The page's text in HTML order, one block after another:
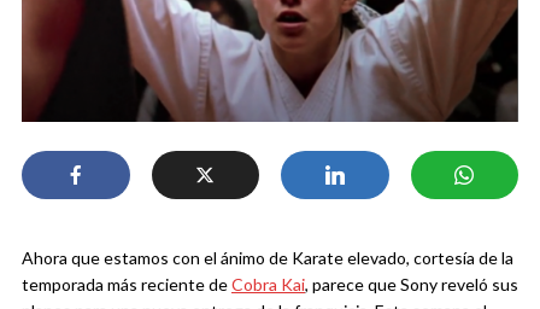
Ahora que estamos con el ánimo de Karate elevado, cortesía de la
temporada más reciente deCobra Kai, parece que Sony reveló sus